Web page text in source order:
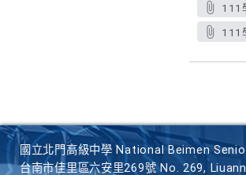
111
111
國立北門高級中學 National Beimen
台南市佳里區六安里269號 No. 269,